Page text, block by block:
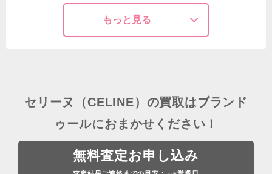
もっと見る
セリーヌ（CELINE）の買取はブランド
ゥールにおまかせください！
無料査定お申し込み